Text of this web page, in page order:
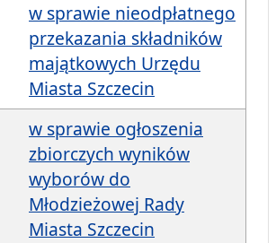
w sprawie nieodpłatnego
przekazania składników
majątkowych Urzędu
Miasta Szczecin
w sprawie ogłoszenia
zbiorczych wyników
wyborów do
Młodzieżowej Rady
Miasta Szczecin